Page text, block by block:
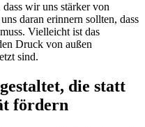
wir uns stärker von
daran erinnern sollten, dass
Vielleicht ist das
Druck von außen
sind.
die statt
fördern